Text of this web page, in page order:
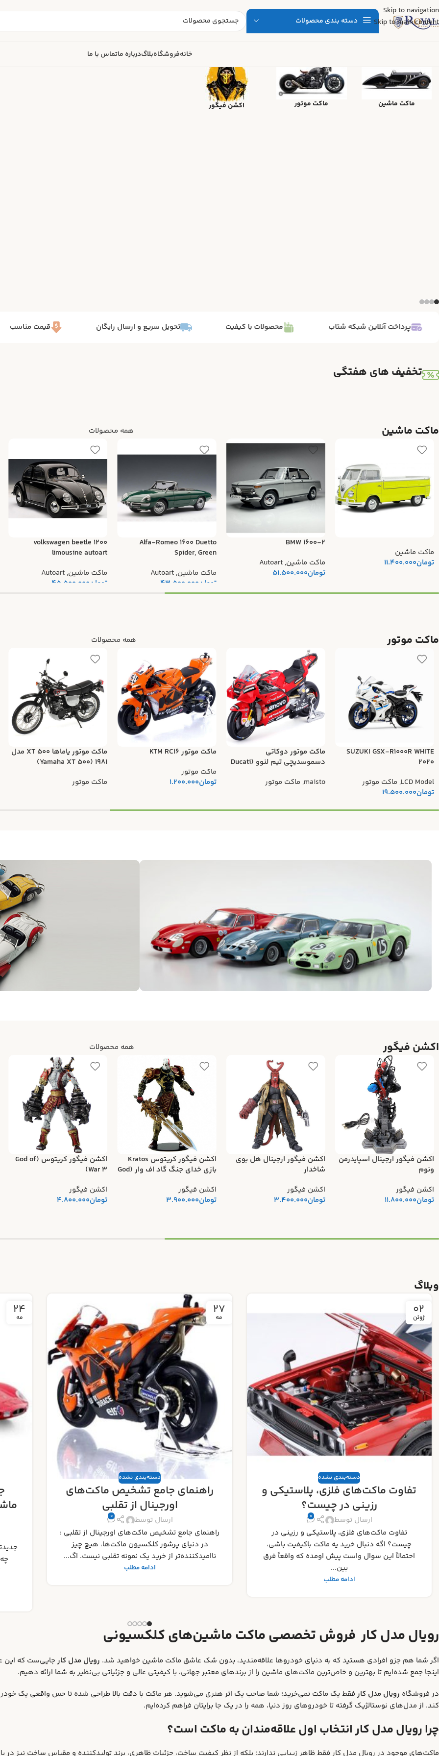
Skip to navigation
Skip to main content
دسته بندی محصولات
خانهفروشگاهبلاگدرباره ماتماس با ما
ماکت ماشین ماکت موتور اکشن فیگور
قیمت مناسب تحویل سریع و ارسال رایگان محصولات با کیفیت پرداخت آنلاین شبکه شتاب
تخفیف های هفتگی
ماکت ماشین همه محصولات
ماکت ماشین
تومان11.400.000
BMW 1600-2
ماکت ماشین,
Autoart
تومان51.500.000
Alfa-Romeo 1600 Duetto
Spider, Green
ماکت ماشین,
Autoart
تومان 43.500.000
volkswagen beetle 1200
limousine autoart
ماکت ماشین,
Autoart
تومان 45.500.000
ماکت موتور همه محصولات
SUZUKI GSX-R1000R WHITE
2020
LCD Model
, ماکت موتور
تومان19.500.000
ماکت موتور دوکاتی
دسموسدیچی تیم لنوو (Ducati
maisto
, ماکت موتور
ماکت موتور KTM RC16
ماکت موتور
تومان1.200.000
ماکت موتور یاماها XT 500 مدل
۱۹۸۱ (Yamaha XT 500)
ماکت موتور
اکشن فیگور همه محصولات
اکشن فیگور ارجینال اسپایدرمن
ونوم
اکشن فیگور
تومان11.800.000
اکشن فیگور ارجینال هل بوی
شاخدار
اکشن فیگور
تومان3.400.000
اکشن فیگور کریتوس Kratos
بازی خدای جنگ گاد اف وار (God
اکشن فیگور
تومان3.900.000
اکشن فیگور کریتوس (God of
War 3)
اکشن فیگور
تومان4.800.000
وبلاگ
27
مه
دسته‌بندی نشده
راهنمای جامع تشخیص ماکت‌های
اورجینال از تقلبی
ارسال توسط 0
راهنمای جامع تشخیص ماکت‌های اورجینال از تقلبی :
در دنیای پرشور کلکسیون ماکت‌ها، هیچ چیز
ناامیدکننده‌تر از خرید یک نمونه تقلبی نیست. اگ...
ادامه مطلب
24
مه
دسته‌بندی نشده
جدیدترین رونمایی‌ های ماکت
ماشین ۲۰۲۵ : منتظر چه مدل‌هایی
باشیم؟
ارسال توسط 0
جدیدترین رونمایی‌ های ماکت ماشین ۲۰۲۵ : منتظر
چه مدل‌هایی باشیم؟ دنیای جذاب ماکت‌های
کلکسیونی همواره در حال تکامل و ارائه
18
مه
جامع
رویال مدل کار فروش تخصصی ماکت ماشین‌های کلکسیونی
اگر شما هم جزو افرادی هستید که به دنیای خودروها علاقه‌مندید، بدون شک عاشق ماکت ماشین خواهید شد. رویال مدل کار جایی‌ست که این
اینجا جمع شده‌ایم تا بهترین و خاص‌ترین ماکت‌های ماشین را از برندهای معتبر جهانی، با کیفیتی عالی و جزئیاتی بی‌نظیر به شما ارائه دهیم.
در فروشگاه رویال مدل کار فقط یک ماکت نمی‌خرید؛ شما صاحب یک اثر هنری می‌شوید. هر ماکت با دقت بالا طراحی شده تا حس واقعی یک
کند. از مدل‌های نوستالژیک گرفته تا خودروهای روز دنیا، همه را در یک جا برایتان فراهم کرده‌ایم.
چرا رویال مدل کار انتخاب اول علاقه‌مندان به ماکت است؟
ماکت‌های موجود در رویال مدل کار فقط ظاهر زیبایی ندارند؛ بلکه از نظر کیفیت ساخت، جزئیات ظاهری، برند تولیدکننده و مقیاس ساخت نیز در